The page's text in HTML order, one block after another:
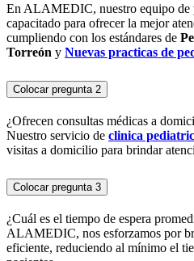
En ALAMEDIC, nuestro equipo de
capacitado para ofrecer la mejor
cumpliendo con los estándares de
Torreón y Nuevas practicas de
Colocar pregunta 2
¿Ofrecen consultas médicas a
Nuestro servicio de clinica
visitas a domicilio para brindar
Colocar pregunta 3
¿Cuál es el tiempo de espera
ALAMEDIC, nos esforzamos por
eficiente, reduciendo al mínimo el